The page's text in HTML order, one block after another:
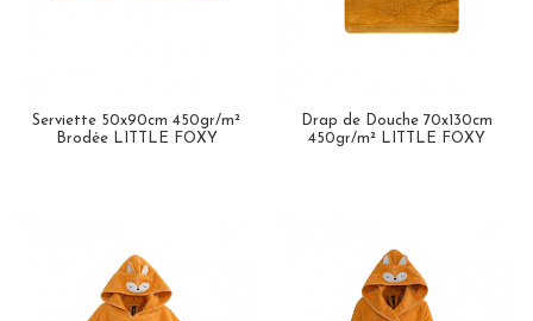
Serviette 50x90cm 450gr/m²
Brodée LITTLE FOXY
Drap de Douche 70x130cm
450gr/m² LITTLE FOXY